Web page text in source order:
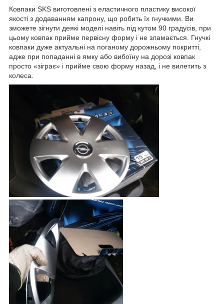
Ковпаки SKS виготовлені з еластичного пластику високої
якості з додаванням капрону, що робить їх гнучкими. Ви
зможете зігнути деякі моделі навіть під кутом 90 градусів, при
цьому ковпак прийме первісну форму і не зламається. Гнучкі
ковпаки дуже актуальні на поганому дорожньому покритті,
адже при попаданні в ямку або вибоїну на дорозі ковпак
просто «зіграє» і прийме свою форму назад, і не вилетить з
колеса.